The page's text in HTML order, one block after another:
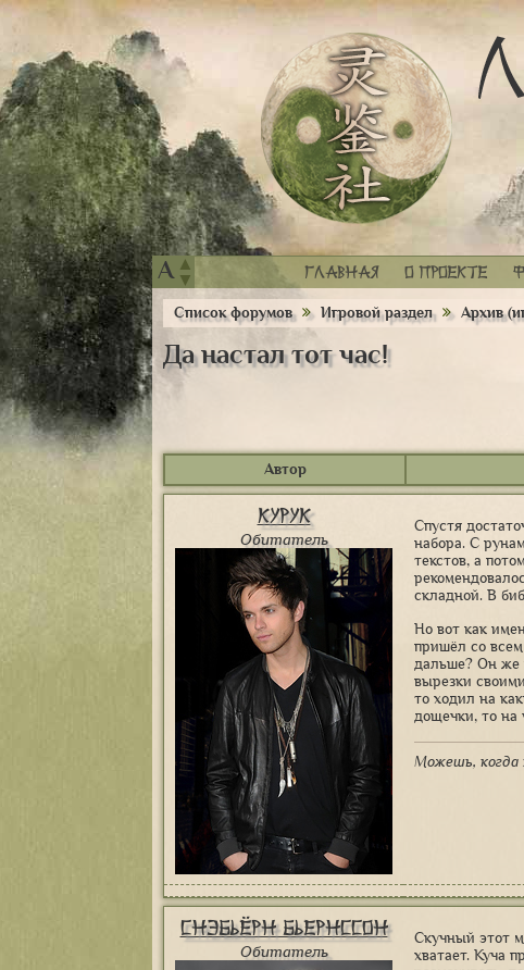
A ▲
▼ Главная О проекте
Список форумов Игровой раздел Архив
Да настал тот час!
Автор
Курук
Обитатель
Спустя
набора. С
текстов, а
складной. В
Но вот как
пришёл со
дальше? Он же
вырезки
то ходил на
дощечки, то на
Можешь, когда
Снэбьёрн Бьернссон
Обитатель
Скучный этот
хватает. Куча